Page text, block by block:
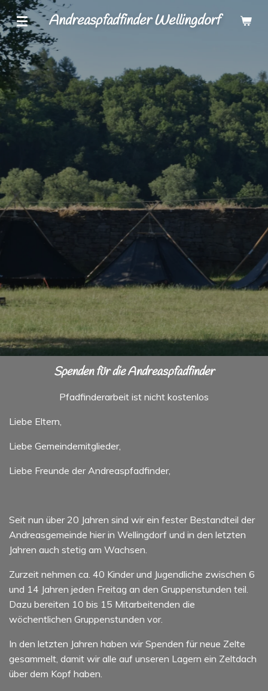
Zum
Hauptinhalt
springen
Andreaspfadfinder Wellingdorf
Spenden für die Andreaspfadfinder
Pfadfinderarbeit ist nicht kostenlos
Liebe Eltern,
Liebe Gemeindemitglieder,
Liebe Freunde der Andreaspfadfinder,
Seit nun über 20 Jahren sind wir ein fester Bestandteil der
Andreasgemeinde hier in Wellingdorf und in den letzten
Jahren auch stetig am Wachsen.
Zurzeit nehmen ca. 40 Kinder und Jugendliche zwischen 6
und 14 Jahren jeden Freitag an den Gruppenstunden teil.
Dazu bereiten 10 bis 15 Mitarbeitenden die
wöchentlichen Gruppenstunden vor.
In den letzten Jahren haben wir Spenden für neue Zelte
gesammelt, damit wir alle auf unseren Lagern ein Zeltdach
über dem Kopf haben.